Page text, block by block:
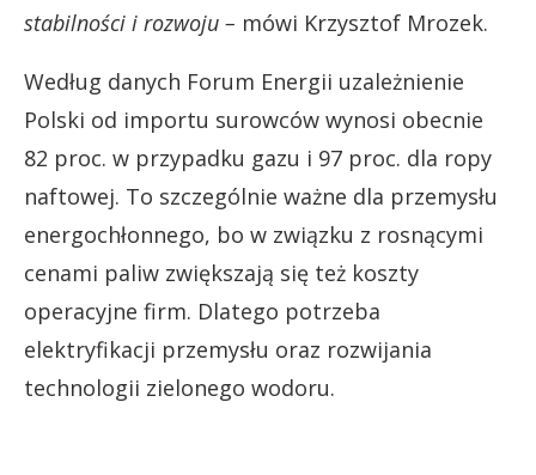
stabilności i rozwoju – mówi Krzysztof Mrozek.
Według danych Forum Energii uzależnienie
Polski od importu surowców wynosi obecnie
82 proc. w przypadku gazu i 97 proc. dla ropy
naftowej. To szczególnie ważne dla przemysłu
energochłonnego, bo w związku z rosnącymi
cenami paliw zwiększają się też koszty
operacyjne firm. Dlatego potrzeba
elektryfikacji przemysłu oraz rozwijania
technologii zielonego wodoru.